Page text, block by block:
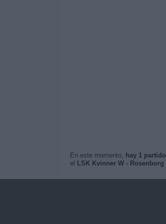
En este momento, hay 1
el
LSK Kvinner W -